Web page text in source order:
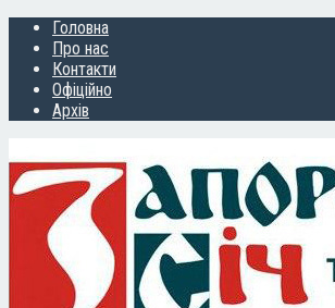
Головна
Про нас
Контакти
Офіційно
Архів